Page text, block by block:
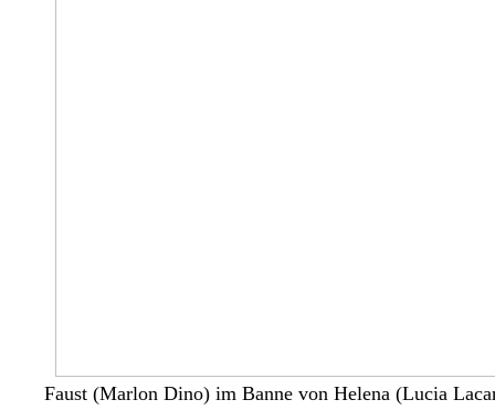
Faust (Marlon Dino) im Banne von Helena (Lucia